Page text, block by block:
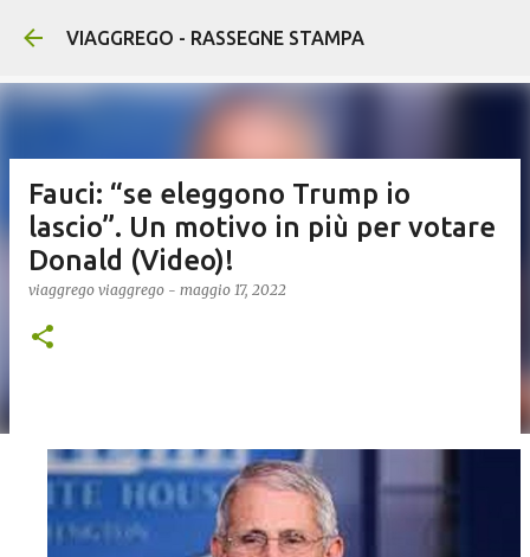
Passa ai contenuti principali
VIAGGREGO - RASSEGNE STAMPA
Fauci: “se eleggono Trump io
lascio”. Un motivo in più per votare
Donald (Video)!
viaggrego viaggrego - maggio 17, 2022